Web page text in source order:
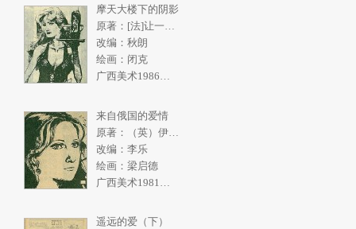
摩天大楼下的阴影
原著：[法]让一皮埃尔.拉阿里
改编：秋朗
绘画：闭克
广西美术1986年4期
来自俄国的爱情
改编：李乐
绘画：梁启德
遥远的爱（下）